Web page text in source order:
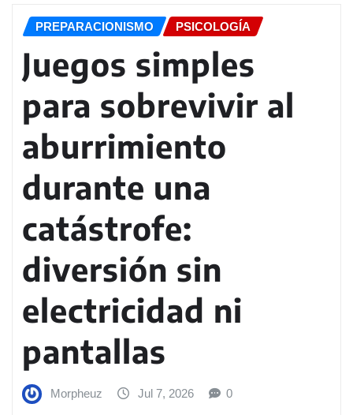
PREPARACIONISMO PSICOLOGÍA
Juegos simples
para sobrevivir al
aburrimiento
durante una
catástrofe:
diversión sin
electricidad ni
pantallas
Morpheuz Jul 7, 2026 0